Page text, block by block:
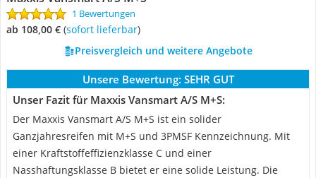
1 Bewertungen
ab 108,00 € ( Sofort lieferbar)
Preisvergleich und weitere Angebote
Unsere Bewertung: SEHR GUT
Unser Fazit für Maxxis Vansmart A/S M+S:
Der Maxxis Vansmart A/S M+S ist ein solider
Ganzjahresreifen mit M+S und 3PMSF Kennzeichnung. Mit
einer Kraftstoffeffizienzklasse C und einer
Nasshaftungsklasse B bietet er eine solide Leistung. Die